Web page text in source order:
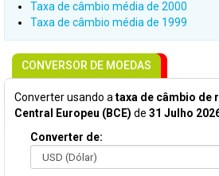
Taxa de câmbio média de 2000
Taxa de câmbio média de 1999
CONVERSOR DE MOEDAS
Converter usando a taxa de câmbio de
Central Europeu (BCE) de 31 Julho
Converter de: